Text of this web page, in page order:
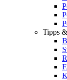
Tipps